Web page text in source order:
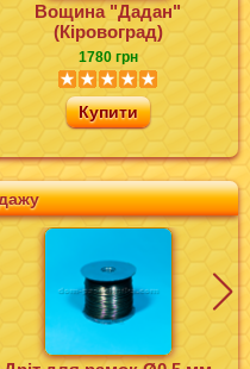
Вощина "Дадан"
(Кіровоград)
1780 грн
Купити